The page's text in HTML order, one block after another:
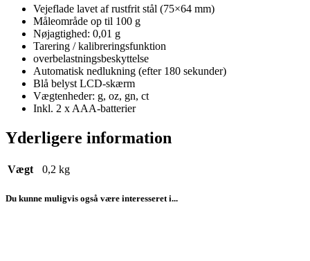
Vejeflade lavet af rustfrit stål (75×64 mm)
Måleområde op til 100 g
Nøjagtighed: 0,01 g
Tarering / kalibreringsfunktion
overbelastningsbeskyttelse
Automatisk nedlukning (efter 180 sekunder)
Blå belyst LCD-skærm
Vægtenheder: g, oz, gn, ct
Inkl. 2 x AAA-batterier
Yderligere information
Vægt 0,2 kg
Du kunne muligvis også være interesseret i...